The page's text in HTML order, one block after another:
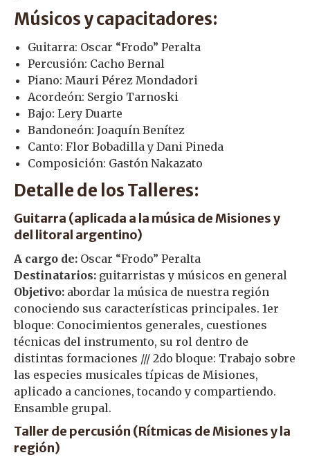
Músicos y capacitadores:
Guitarra: Oscar “Frodo” Peralta
Percusión: Cacho Bernal
Piano: Mauri Pérez Mondadori
Acordeón: Sergio Tarnoski
Bajo: Lery Duarte
Bandoneón: Joaquín Benítez
Canto: Flor Bobadilla y Dani Pineda
Composición: Gastón Nakazato
Detalle de los Talleres:
Guitarra (aplicada a la música de Misiones y
del litoral argentino)
A cargo de: Oscar “Frodo” Peralta
Destinatarios: guitarristas y músicos en general
Objetivo: abordar la música de nuestra región
conociendo sus características principales. 1er
bloque: Conocimientos generales, cuestiones
técnicas del instrumento, su rol dentro de
distintas formaciones /// 2do bloque: Trabajo sobre
las especies musicales típicas de Misiones,
aplicado a canciones, tocando y compartiendo.
Ensamble grupal.
Taller de percusión (Rítmicas de Misiones y la
región)